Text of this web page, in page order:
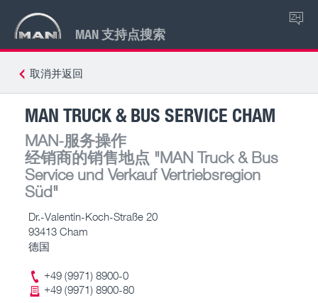
MAN 支持点搜索
ZH
取消并返回
MAN TRUCK & BUS SERVICE CHAM
MAN-服务操作
经销商的销售地点 "MAN Truck & Bus
Service und Verkauf Vertriebsregion
Süd"
Dr.-Valentin-Koch-Straße 20
93413 Cham
德国
+49 (9971) 8900-0
+49 (9971) 8900-80